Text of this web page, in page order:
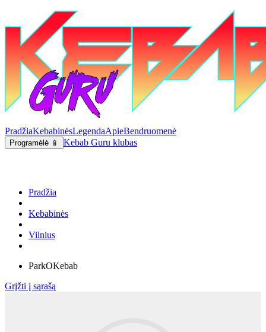
PradžiaKebabinėsLegendaApieBendruomenė
Programėlė 📱 Kebab Guru klubas
Pradžia
Kebabinės
Vilnius
ParkOKebab
Grįžti į sąrašą